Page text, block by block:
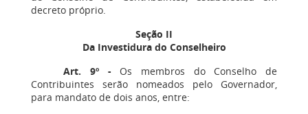
decreto próprio.
Seção II
Da Investidura do Conselheiro
Art. 9º - Os membros do Conselho de
Contribuintes serão nomeados pelo Governador,
para mandato de dois anos, entre: